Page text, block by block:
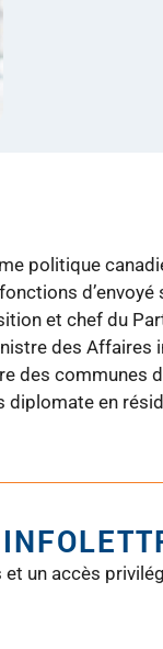
politique
et chef du
des
des
en
un accès